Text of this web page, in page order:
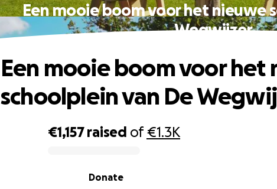
Een mooie boom voor het nieuwe
Wegwijzer
€1,157 raised of€1.3K
Donate
Een mooie boom voor het
schoolplein van De